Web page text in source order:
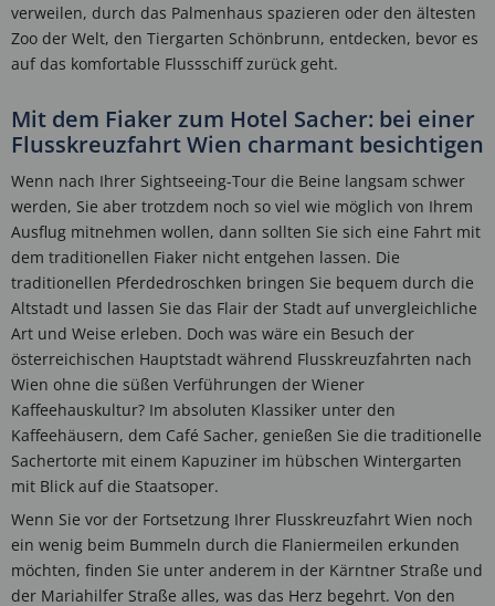
verweilen, durch das Palmenhaus spazieren oder den ältesten
Zoo der Welt, den Tiergarten Schönbrunn, entdecken, bevor es
auf das komfortable Flussschiff zurück geht.
Mit dem Fiaker zum Hotel Sacher: bei einer
Flusskreuzfahrt Wien charmant besichtigen
Wenn nach Ihrer Sightseeing-Tour die Beine langsam schwer
werden, Sie aber trotzdem noch so viel wie möglich von Ihrem
Ausflug mitnehmen wollen, dann sollten Sie sich eine Fahrt mit
dem traditionellen Fiaker nicht entgehen lassen. Die
traditionellen Pferdedroschken bringen Sie bequem durch die
Altstadt und lassen Sie das Flair der Stadt auf unvergleichliche
Art und Weise erleben. Doch was wäre ein Besuch der
österreichischen Hauptstadt während Flusskreuzfahrten nach
Wien ohne die süßen Verführungen der Wiener
Kaffeehauskultur? Im absoluten Klassiker unter den
Kaffeehäusern, dem Café Sacher, genießen Sie die traditionelle
Sachertorte mit einem Kapuziner im hübschen Wintergarten
mit Blick auf die Staatsoper.
Wenn Sie vor der Fortsetzung Ihrer Flusskreuzfahrt Wien noch
ein wenig beim Bummeln durch die Flaniermeilen erkunden
möchten, finden Sie unter anderem in der Kärntner Straße und
der Mariahilfer Straße alles, was das Herz begehrt. Von den